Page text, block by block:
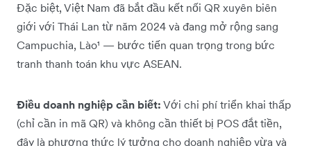
Đặc biệt, Việt Nam đã bắt đầu kết nối QR xuyên biên
giới với Thái Lan từ năm 2024 và đang mở rộng sang
Campuchia, Lào¹ — bước tiến quan trọng trong bức
tranh thanh toán khu vực ASEAN.
Điều doanh nghiệp cần biết: Với chi phí triển khai thấp
(chỉ cần in mã QR) và không cần thiết bị POS đắt tiền,
đây là phương thức lý tưởng cho doanh nghiệp vừa và